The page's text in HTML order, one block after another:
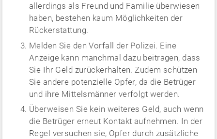
allerdings als Freund und Familie überwiesen
haben, bestehen kaum Möglichkeiten der
Rückerstattung.
Melden Sie den Vorfall der Polizei. Eine
Anzeige kann manchmal dazu beitragen, dass
Sie Ihr Geld zurückerhalten. Zudem schützen
Sie andere potenzielle Opfer, da die Betrüger
und ihre Mittelsmänner verfolgt werden.
Überweisen Sie kein weiteres Geld, auch wenn
die Betrüger erneut Kontakt aufnehmen. In der
Regel versuchen sie, Opfer durch zusätzliche